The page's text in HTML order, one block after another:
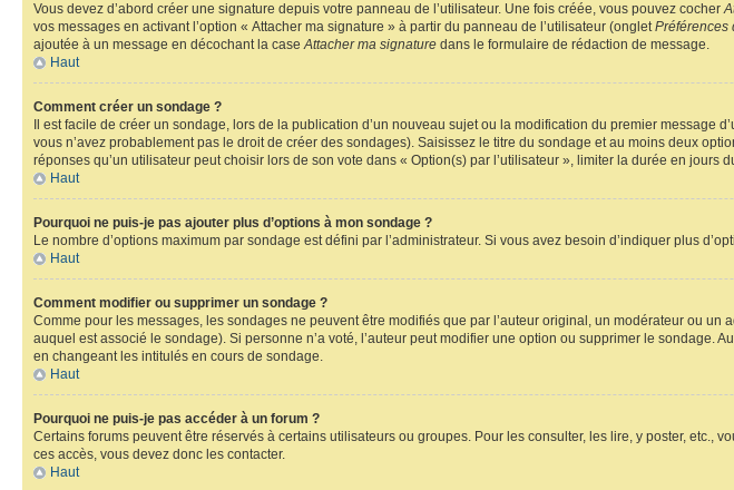
Vous devez d’abord créer une signature depuis votre panneau de l’utilisateur. Une fois créée, vous pouvez cocher
vos messages en activant l’option « Attacher ma signature » à partir du panneau de l’utilisateur (ongletPréférences
ajoutée à un message en décochant la caseAttacher ma signature dans le formulaire de rédaction de message.
Haut
Comment créer un sondage ?
Il est facile de créer un sondage, lors de la publication d’un nouveau sujet ou la modification du premier message
vous n’avez probablement pas le droit de créer des sondages). Saisissez le titre du sondage et au moins deux
réponses qu’un utilisateur peut choisir lors de son vote dans « Option(s) par l’utilisateur », limiter la durée en
Haut
Pourquoi ne puis-je pas ajouter plus d’options à mon sondage ?
Le nombre d’options maximum par sondage est défini par l’administrateur. Si vous avez besoin d’indiquer plus
Haut
Comment modifier ou supprimer un sondage ?
Comme pour les messages, les sondages ne peuvent être modifiés que par l’auteur original, un modérateur ou un
auquel est associé le sondage). Si personne n’a voté, l’auteur peut modifier une option ou supprimer le
en changeant les intitulés en cours de sondage.
Haut
Pourquoi ne puis-je pas accéder à un forum ?
Certains forums peuvent être réservés à certains utilisateurs ou groupes. Pour les consulter, les lire, y poster,
ces accès, vous devez donc les contacter.
Haut